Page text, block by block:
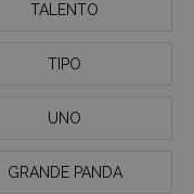
TALENTO
TIPO
UNO
GRANDE PANDA